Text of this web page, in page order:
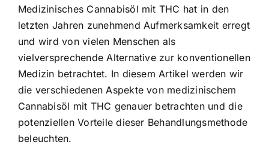
Medizinisches Cannabisöl mit THC hat in den
letzten Jahren zunehmend Aufmerksamkeit erregt
und wird von vielen Menschen als
vielversprechende Alternative zur konventionellen
Medizin betrachtet. In diesem Artikel werden wir
die verschiedenen Aspekte von medizinischem
Cannabisöl mit THC genauer betrachten und die
potenziellen Vorteile dieser Behandlungsmethode
beleuchten.